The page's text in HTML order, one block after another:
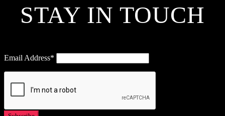
STAY IN TOUCH
Email Address*